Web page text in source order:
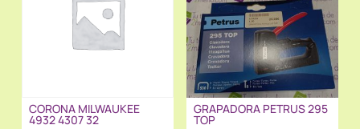
CORONA MILWAUKEE
4932 4307 32
GRAPADORA PETRUS 295
TOP